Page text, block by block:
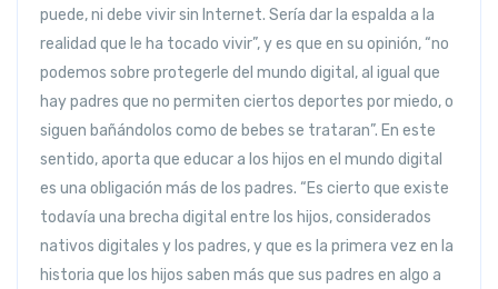
puede, ni debe vivir sin Internet. Sería dar la espalda a la
realidad que le ha tocado vivir”, y es que en su opinión, “no
podemos sobre protegerle del mundo digital, al igual que
hay padres que no permiten ciertos deportes por miedo, o
siguen bañándolos como de bebes se trataran”. En este
sentido, aporta que educar a los hijos en el mundo digital
es una obligación más de los padres. “Es cierto que existe
todavía una brecha digital entre los hijos, considerados
nativos digitales y los padres, y que es la primera vez en la
historia que los hijos saben más que sus padres en algo a